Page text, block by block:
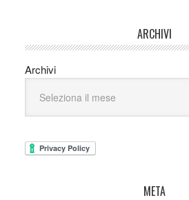
ARCHIVI
Archivi
META